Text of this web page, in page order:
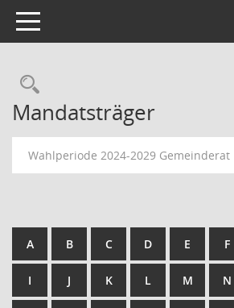
Toggle navigation
Rechercheauswahl
Mandatsträger
Wahlperiode 2024-2029 Gemeinderat
A B C D E F
I J K L M N